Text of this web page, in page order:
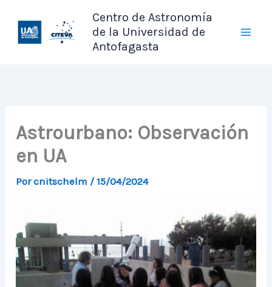
contenido
Centro de Astronomía
de la Universidad de
Antofagasta
Astrourbano: Observación
en UA
Porcnitschelm / 15/04/2024